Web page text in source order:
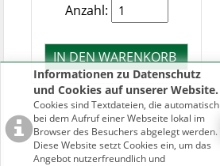
Informationen zu Datenschutz
und Cookies auf unserer Website.
Cookies sind Textdateien, die automatisch
bei dem Aufruf einer Webseite lokal im
Browser des Besuchers abgelegt werden.
Diese Website setzt Cookies ein, um das
Angebot nutzerfreundlich und
Anzahl: